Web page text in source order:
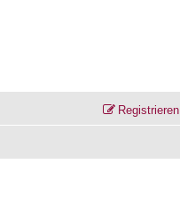
Registrieren